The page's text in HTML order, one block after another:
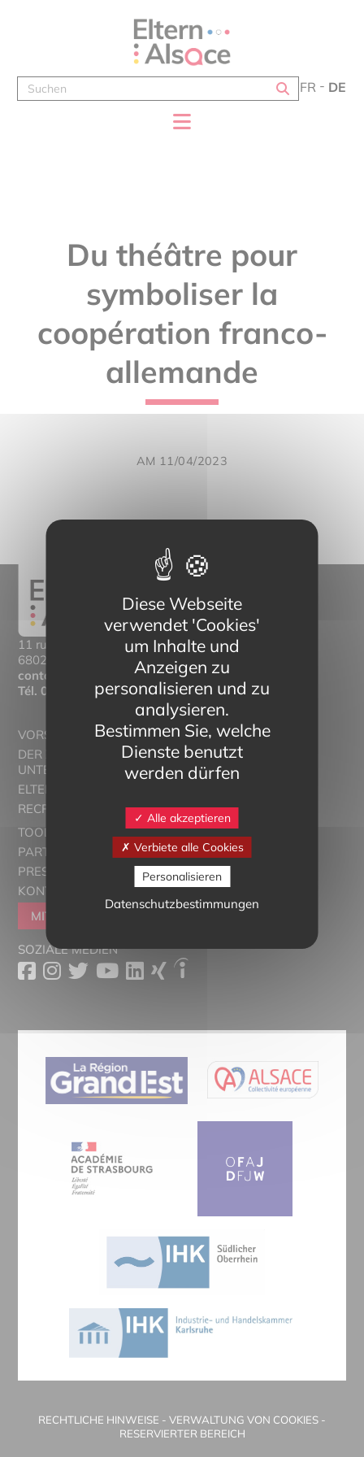
FR DE
Du théâtre pour
symboliser la
coopération franco-
allemande
AM 11/04/2023
11 rue Mittlerweg,
68025 Colmar Cedex
contact@eltern-bilinguisme.org
Tél. 03 89 20 46 74
VORSTELLUNG
DER ZWEISPRACHIGE
UNTERRICHT
ELTERN ALSACE - EUROSTAGES
RECRUTORRS
TOOLBOX
PARTNER
PRESSESCHAU
KONTAKT
MITGLIEDER WERDEN
SOZIALE MEDIEN
RECHTLICHE HINWEISE - VERWALTUNG VON COOKIES -
RESERVIERTER BEREICH
Diese Webseite
verwendet 'Cookies'
um Inhalte und
Anzeigen zu
personalisieren und zu
analysieren.
Bestimmen Sie, welche
Dienste benutzt
werden dürfen
Alle akzeptieren
Verbiete alle Cookies
Personalisieren
Datenschutzbestimmungen